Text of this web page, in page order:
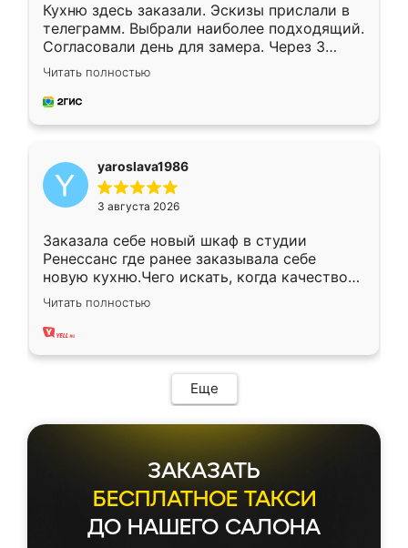
Кухню здесь заказали. Эскизы прислали в
телеграмм. Выбрали наиболее подходящий.
Согласовали день для замера. Через 3
недели кухня была уже готова. Остались
довольны работой. Спасибо Ренессанс
мебель за качественную работу!
Читать полностью
yaroslava1986
3 августа 2026
Заказала себе новый шкаф в студии
Ренессанс где ранее заказывала себе
новую кухню.Чего искать, когда качеством
вполне довольна. Служит кухня уже почти
два года, нареканий нет.
Читать полностью
Еще
ЗАКАЗАТЬ
БЕСПЛАТНОЕ ТАКСИ
ДО НАШЕГО САЛОНА